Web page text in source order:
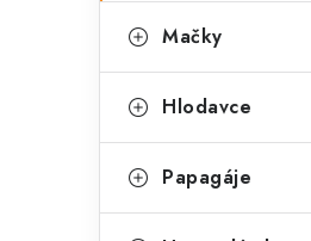
Mačky
Hlodavce
Papagáje